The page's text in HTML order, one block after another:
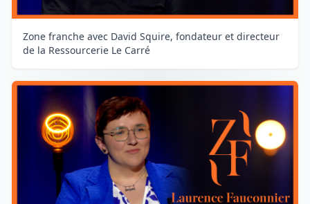
Zone franche avec David Squire, fondateur et directeur
de la Ressourcerie Le Carré